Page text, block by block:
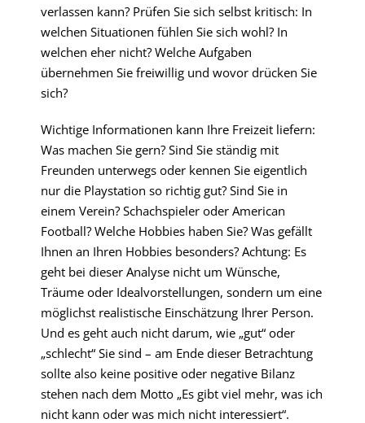
verlassen kann? Prüfen Sie sich selbst kritisch: In
welchen Situationen fühlen Sie sich wohl? In
welchen eher nicht? Welche Aufgaben
übernehmen Sie freiwillig und wovor drücken Sie
sich?
Wichtige Informationen kann Ihre Freizeit liefern:
Was machen Sie gern? Sind Sie ständig mit
Freunden unterwegs oder kennen Sie eigentlich
nur die Playstation so richtig gut? Sind Sie in
einem Verein? Schachspieler oder American
Football? Welche Hobbies haben Sie? Was gefällt
Ihnen an Ihren Hobbies besonders? Achtung: Es
geht bei dieser Analyse nicht um Wünsche,
Träume oder Idealvorstellungen, sondern um eine
möglichst realistische Einschätzung Ihrer Person.
Und es geht auch nicht darum, wie „gut“ oder
„schlecht“ Sie sind – am Ende dieser Betrachtung
sollte also keine positive oder negative Bilanz
stehen nach dem Motto „Es gibt viel mehr, was ich
nicht kann oder was mich nicht interessiert“.